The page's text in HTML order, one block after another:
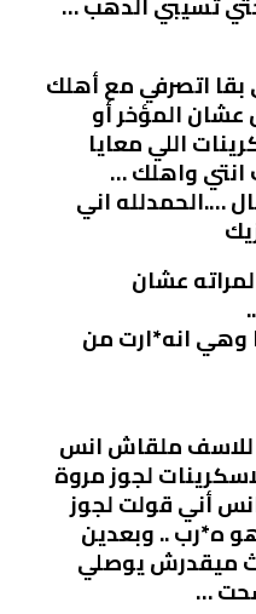
بقا اتصرفي مع أهلك
المؤخر أو
اللي معايا
واهلك …
….الحمدلله اني
عشان
انه*ارت من
للاسف ملقاش انس
لجوز مروة
أني قولت لجوز
ه*رب .. وبعدين
ميقدرش يوصلي
…